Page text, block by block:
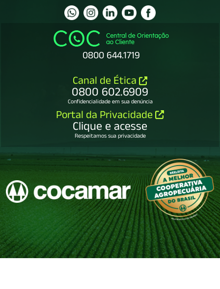
0800 644.1719
Canal de Ética
0800 602.6909
Confidencialidade em sua denúncia
Portal da Privacidade
Clique e acesse
Respeitamos sua privacidade